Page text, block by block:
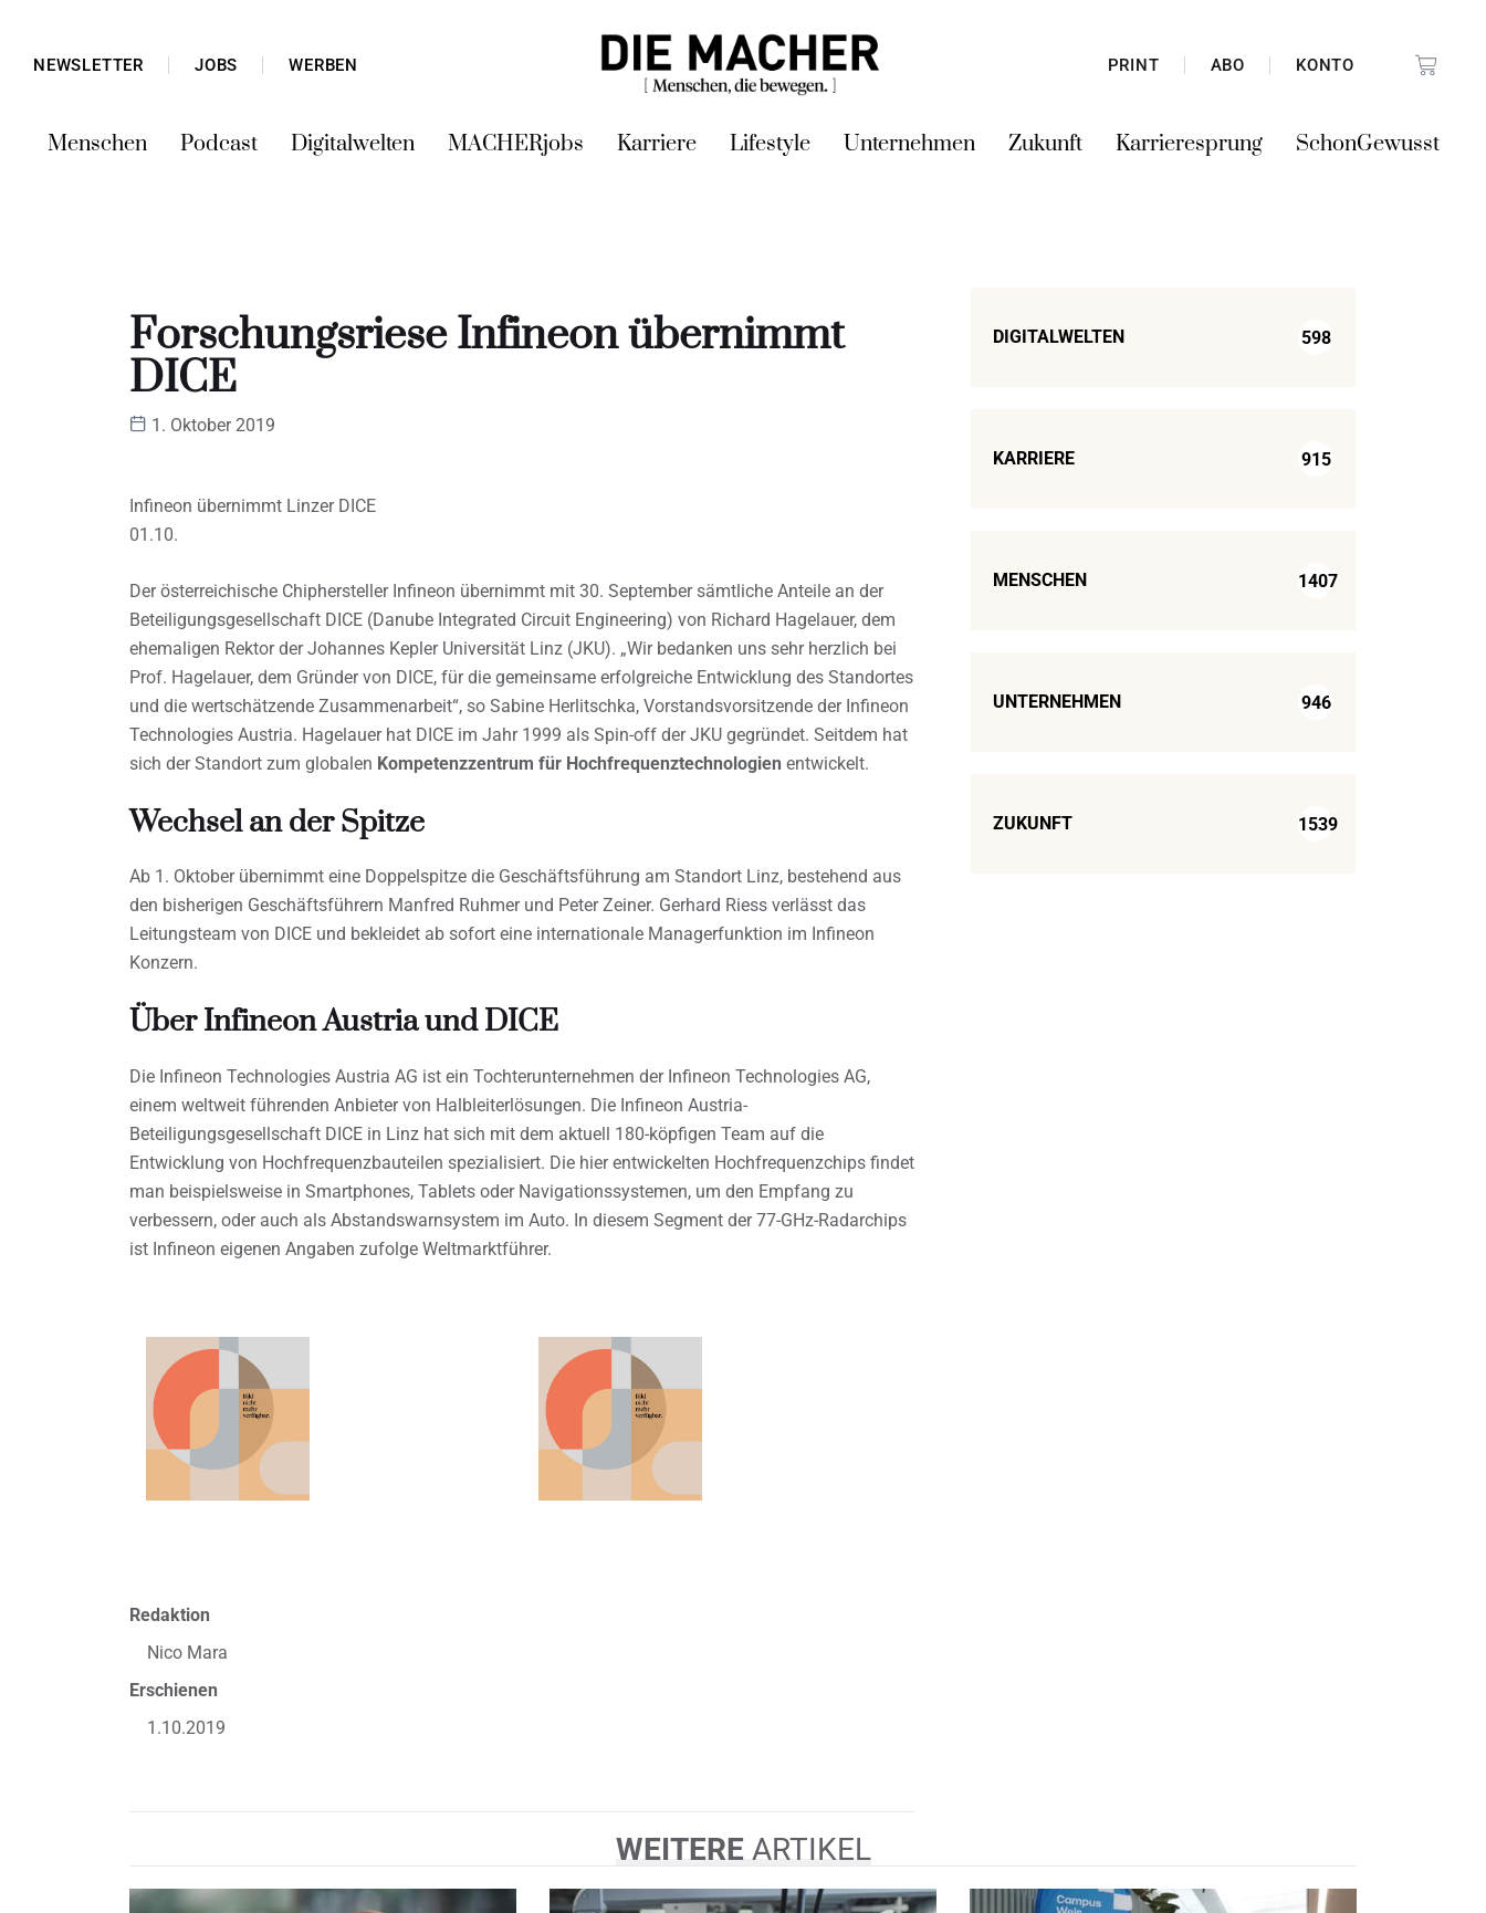
NEWSLETTER JOBS WERBEN PRINT ABO KONTO
Menschen Podcast Digitalwelten MACHERjobs Karriere Lifestyle Unternehmen Zukunft Karrieresprung SchonGewusst
Forschungsriese Infineon übernimmt
DICE
1. Oktober 2019
Infineon übernimmt Linzer DICE
01.10.
Der österreichische Chiphersteller Infineon übernimmt mit 30. September sämtliche Anteile an der
Beteiligungsgesellschaft DICE (Danube Integrated Circuit Engineering) von Richard Hagelauer, dem
ehemaligen Rektor der Johannes Kepler Universität Linz (JKU). „Wir bedanken uns sehr herzlich bei
Prof. Hagelauer, dem Gründer von DICE, für die gemeinsame erfolgreiche Entwicklung des Standortes
und die wertschätzende Zusammenarbeit“, so Sabine Herlitschka, Vorstandsvorsitzende der Infineon
Technologies Austria. Hagelauer hat DICE im Jahr 1999 als Spin-off der JKU gegründet. Seitdem hat
sich der Standort zum globalen Kompetenzzentrum für Hochfrequenztechnologien entwickelt.
Wechsel an der Spitze
Ab 1. Oktober übernimmt eine Doppelspitze die Geschäftsführung am Standort Linz, bestehend aus
den bisherigen Geschäftsführern Manfred Ruhmer und Peter Zeiner. Gerhard Riess verlässt das
Leitungsteam von DICE und bekleidet ab sofort eine internationale Managerfunktion im Infineon
Konzern.
Über Infineon Austria und DICE
Die Infineon Technologies Austria AG ist ein Tochterunternehmen der Infineon Technologies AG,
einem weltweit führenden Anbieter von Halbleiterlösungen. Die Infineon Austria-
Beteiligungsgesellschaft DICE in Linz hat sich mit dem aktuell 180-köpfigen Team auf die
Entwicklung von Hochfrequenzbauteilen spezialisiert. Die hier entwickelten Hochfrequenzchips findet
man beispielsweise in Smartphones, Tablets oder Navigationssystemen, um den Empfang zu
verbessern, oder auch als Abstandswarnsystem im Auto. In diesem Segment der 77-GHz-Radarchips
ist Infineon eigenen Angaben zufolge Weltmarktführer.
Redaktion
Nico Mara
Erschienen
1.10.2019
DIGITALWELTEN 598
KARRIERE 915
MENSCHEN 1407
UNTERNEHMEN 946
ZUKUNFT 1539
WEITERE ARTIKEL